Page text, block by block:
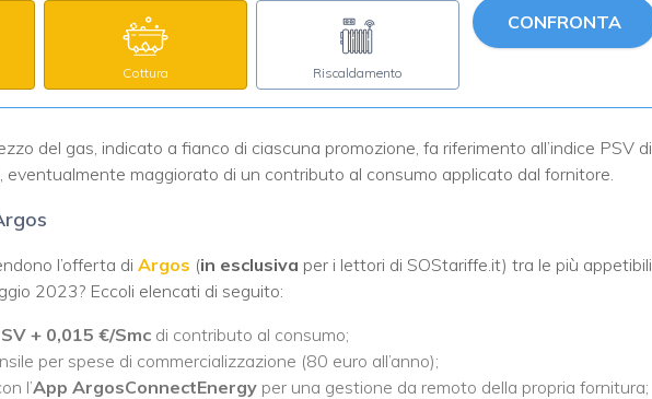
Cottura Riscaldamento
CONFRONTA
del gas, indicato a fianco di ciascuna promozione, fa riferimento all’indice PSV di
eventualmente maggiorato di un contributo al consumo applicato dal fornitore.
l’offerta di Argos (in esclusiva per i lettori di SOStariffe.it) tra le più appetibili
2023? Eccoli elencati di seguito:
+ 0,015 €/Smc di contributo al consumo;
per spese di commercializzazione (80 euro all’anno);
l’App ArgosConnectEnergy per una gestione da remoto della propria fornitura;